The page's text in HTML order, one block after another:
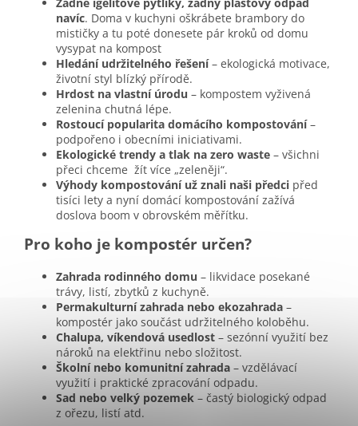
navíc. Doma v kuchyni oškrábete brambory do
mističky a tu poté donesete pár kroků od domu
vysypat na kompost
Hledání udržitelného řešení– ekologická motivace,
životní styl blízký přírodě.
Hrdost na vlastní úrodu – kompostem vyživená
zelenina chutná lépe.
Rostoucí popularita domácího kompostování–
podpořeno i obecními iniciativami.
Ekologické trendy a tlak na zero waste – všichni
přeci chceme žít více „zeleněji“.
Výhody kompostování už znali naši předci před
tisíci lety a nyní domácí kompostování zažívá
doslova boom v obrovském měřítku.
Pro koho je kompostér určen?
Zahrada rodinného domu – likvidace posekané
trávy, listí, zbytků z kuchyně.
Permakulturní zahrada nebo ekozahrada –
kompostér jako součást udržitelného koloběhu.
Chalupa, víkendová usedlost – sezónní využití bez
nároků na elektřinu nebo složitost.
Školní nebo komunitní zahrada – vzdělávací
využití i praktické zpracování odpadu.
Sad nebo velký pozemek – častý biologický odpad
z ořezu, listí atd.